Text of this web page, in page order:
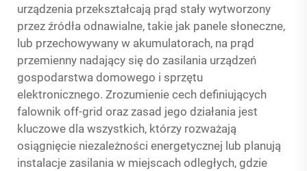
urządzenia przekształcają prąd stały wytworzony
przez źródła odnawialne, takie jak panele słoneczne,
lub przechowywany w akumulatorach, na prąd
przemienny nadający się do zasilania urządzeń
gospodarstwa domowego i sprzętu
elektronicznego. Zrozumienie cech definiujących
falownik off-grid oraz zasad jego działania jest
kluczowe dla wszystkich, którzy rozważają
osiągnięcie niezależności energetycznej lub planują
instalacje zasilania w miejscach odległych, gdzie